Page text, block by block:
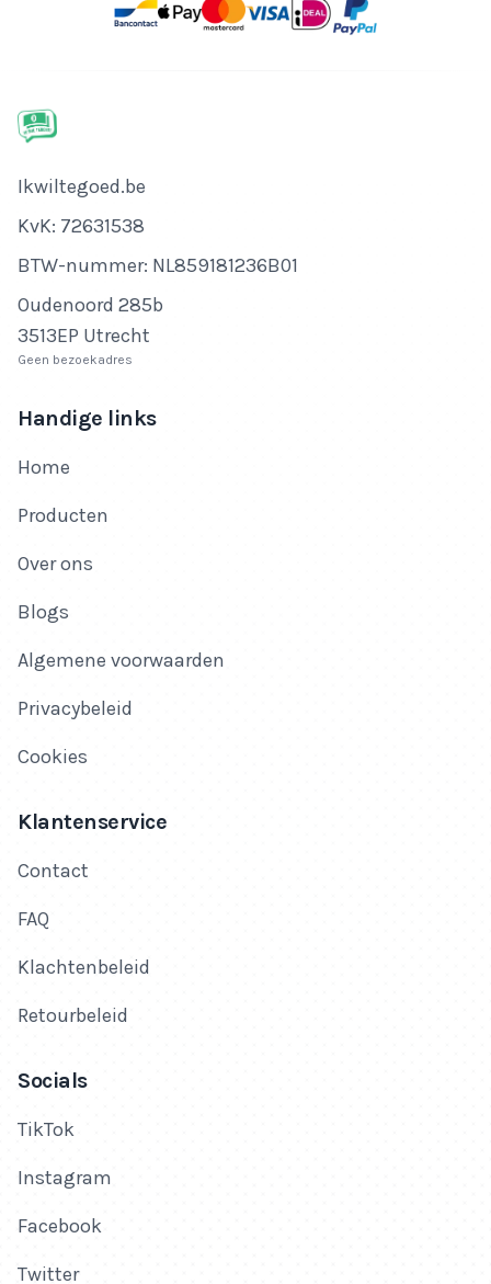
Bedrijfsnaam
Ikwiltegoed.be
KvK-nummer
KvK: 72631538
Btw-nummer
BTW-nummer: NL859181236B01
Adres
Oudenoord 285b
3513EP Utrecht
Geen bezoekadres
Handige links
Home
Producten
Over ons
Blogs
Algemene voorwaarden
Privacybeleid
Cookies
Klantenservice
Contact
FAQ
Klachtenbeleid
Retourbeleid
Socials
TikTok
Instagram
Facebook
Twitter